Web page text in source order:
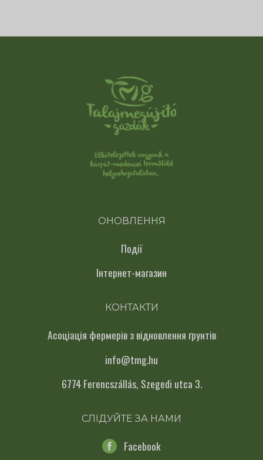
ОНОВЛЕННЯ
Події
Інтернет-магазин
КОНТАКТИ
Асоціація фермерів з відновлення ґрунтів
info@tmg.hu
6774 Ferencszállás, Szegedi utca 3.
СЛІДУЙТЕ ЗА НАМИ
Facebook